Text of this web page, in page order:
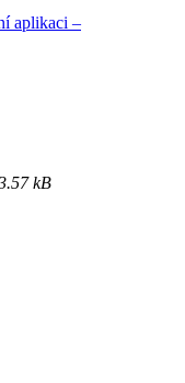
aplikaci –
kB